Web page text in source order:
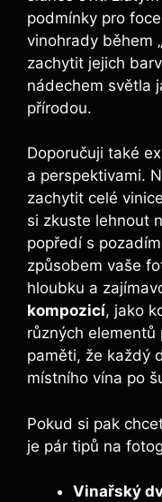
podmínky pro
vinohrady během
zachytit jejich
nádechem světla
přírodou.
Doporučuji také
a perspektivami.
zachytit celé
si zkuste lehnout
popředí s
způsobem vaše
hloubku a
kompozicí, jako
různých elementů
paměti, že každý
místního vína po
Pokud si pak
je pár tipů na
Vinařský